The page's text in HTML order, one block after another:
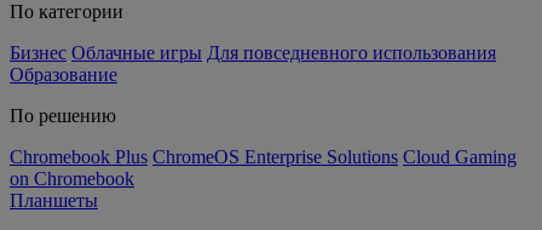
По категории
Бизнес Облачные игры Для повседневного использования
Образование
По решению
Chromebook Plus ChromeOS Enterprise Solutions Cloud Gaming
on Chromebook
Планшеты